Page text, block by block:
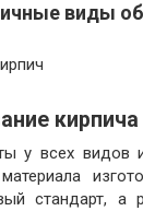
виды
кирпича
у всех видов
стандарт, а